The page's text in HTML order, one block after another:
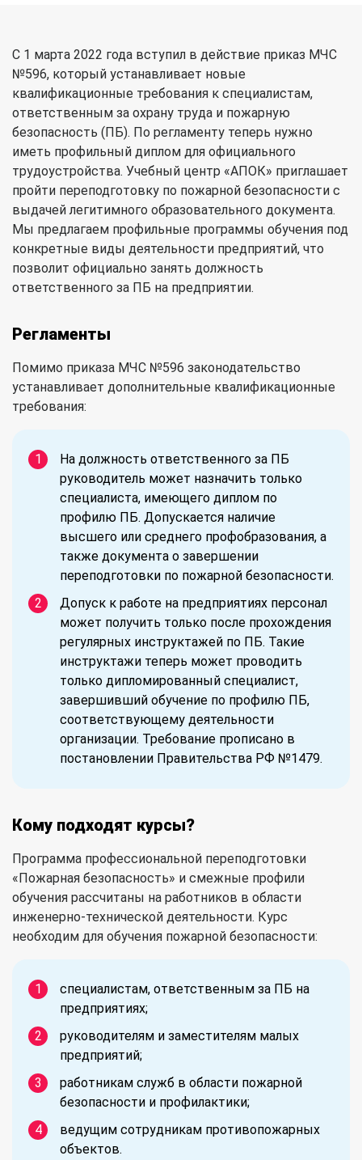
С 1 марта 2022 года вступил в действие приказ МЧС
№596, который устанавливает новые
квалификационные требования к специалистам,
ответственным за охрану труда и пожарную
безопасность (ПБ). По регламенту теперь нужно
иметь профильный диплом для официального
трудоустройства. Учебный центр «АПОК» приглашает
пройти переподготовку по пожарной безопасности с
выдачей легитимного образовательного документа.
Мы предлагаем профильные программы обучения под
конкретные виды деятельности предприятий, что
позволит официально занять должность
ответственного за ПБ на предприятии.
Регламенты
Помимо приказа МЧС №596 законодательство
устанавливает дополнительные квалификационные
требования:
На должность ответственного за ПБ
руководитель может назначить только
специалиста, имеющего диплом по
профилю ПБ. Допускается наличие
высшего или среднего профобразования, а
также документа о завершении
переподготовки по пожарной безопасности.
Допуск к работе на предприятиях персонал
может получить только после прохождения
регулярных инструктажей по ПБ. Такие
инструктажи теперь может проводить
только дипломированный специалист,
завершивший обучение по профилю ПБ,
соответствующему деятельности
организации. Требование прописано в
постановлении Правительства РФ №1479.
Кому подходят курсы?
Программа профессиональной переподготовки
«Пожарная безопасность» и смежные профили
обучения рассчитаны на работников в области
инженерно-технической деятельности. Курс
необходим для обучения пожарной безопасности:
специалистам, ответственным за ПБ на
предприятиях;
руководителям и заместителям малых
предприятий;
работникам служб в области пожарной
безопасности и профилактики;
ведущим сотрудникам противопожарных
объектов.